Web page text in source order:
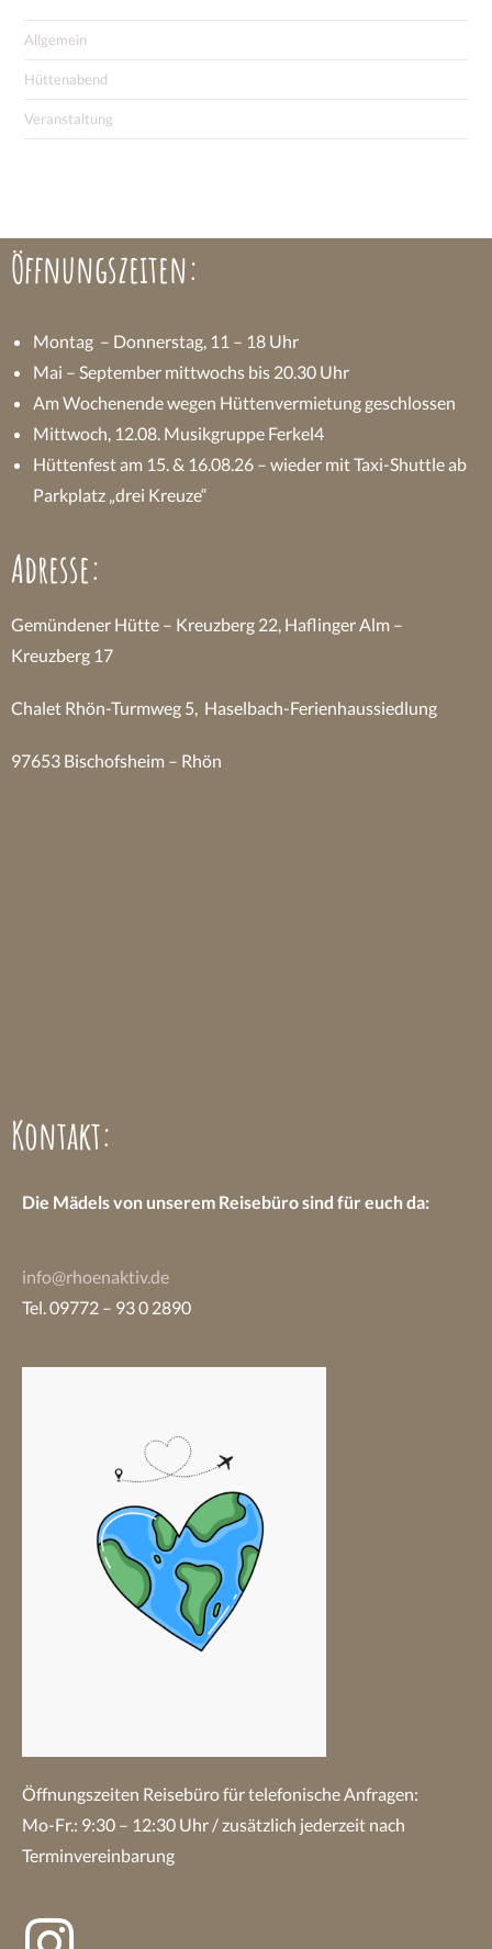
Allgemein
Hüttenabend
Veranstaltung
Öffnungszeiten:
Montag – Donnerstag, 11 – 18 Uhr
Mai – September mittwochs bis 20.30 Uhr
Am Wochenende wegen Hüttenvermietung geschlossen
Mittwoch, 12.08. Musikgruppe Ferkel4
Hüttenfest am 15. & 16.08.26 – wieder mit Taxi-Shuttle ab
Parkplatz „drei Kreuze“
Adresse:
Gemündener Hütte – Kreuzberg 22, Haflinger Alm –
Kreuzberg 17
Chalet Rhön-Turmweg 5, Haselbach-Ferienhaussiedlung
97653 Bischofsheim – Rhön
Kontakt:
Die Mädels von unserem Reisebüro sind für euch da:
info@rhoenaktiv.de
Tel. 09772 – 93 0 2890
Öffnungszeiten Reisebürofür telefonische Anfragen:
Mo-Fr.: 9:30 – 12:30 Uhr / zusätzlich jederzeit nach
Terminvereinbarung